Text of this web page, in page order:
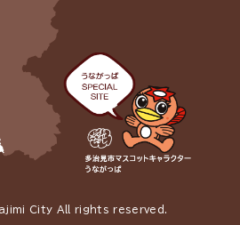
City All rights reserved.